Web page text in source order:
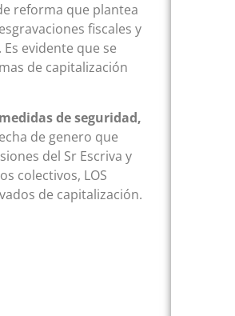
reforma que plantea
fiscales y
evidente que se
de capitalización
medidas de seguridad,
de genero que
del Sr Escriva y
colectivos, LOS
de capitalización.